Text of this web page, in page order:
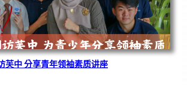
芙中 分享青年领袖素质讲座